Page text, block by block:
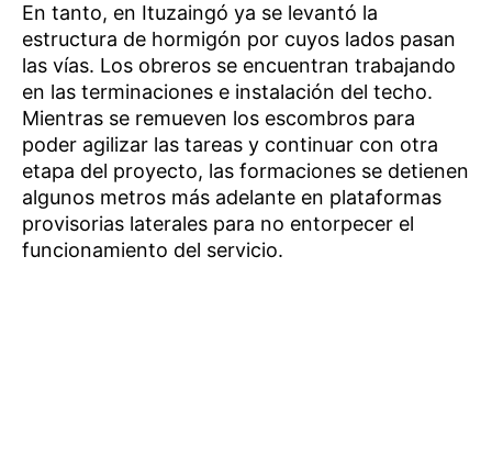
En tanto, en Ituzaingó ya se levantó la
estructura de hormigón por cuyos lados pasan
las vías. Los obreros se encuentran trabajando
en las terminaciones e instalación del techo.
Mientras se remueven los escombros para
poder agilizar las tareas y continuar con otra
etapa del proyecto, las formaciones se detienen
algunos metros más adelante en plataformas
provisorias laterales para no entorpecer el
funcionamiento del servicio.